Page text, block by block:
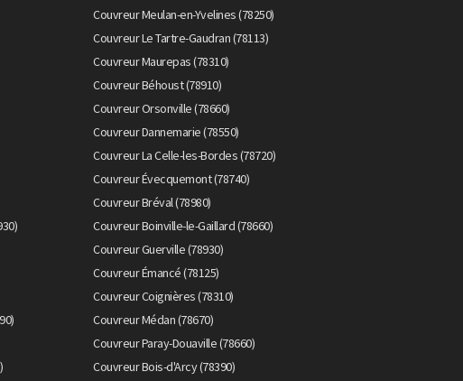
Couvreur Meulan-en-Yvelines (78250)
Couvreur Le Tartre-Gaudran (78113)
Couvreur Maurepas (78310)
Couvreur Béhoust (78910)
Couvreur Orsonville (78660)
Couvreur Dannemarie (78550)
Couvreur La Celle-les-Bordes (78720)
Couvreur Évecquemont (78740)
Couvreur Bréval (78980)
Couvreur Boinville-le-Gaillard (78660)
Couvreur Guerville (78930)
Couvreur Émancé (78125)
Couvreur Coignières (78310)
Couvreur Médan (78670)
Couvreur Paray-Douaville (78660)
Couvreur Bois-d'Arcy (78390)